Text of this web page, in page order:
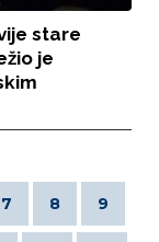
stare
je
7 8 9